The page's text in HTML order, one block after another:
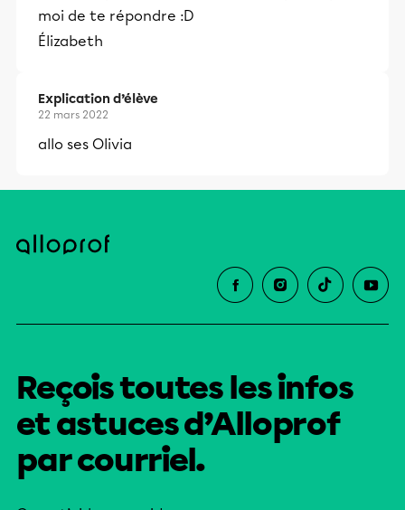
moi de te répondre :D
Élizabeth
Explication d’élève
22 mars 2022
allo ses Olivia
Reçois toutes les infos
et astuces d’Alloprof
par courriel.